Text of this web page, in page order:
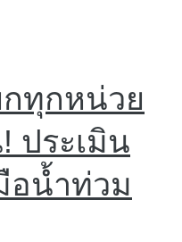
กทุกหน่วย
ประเมิน
อน้ำท่วม